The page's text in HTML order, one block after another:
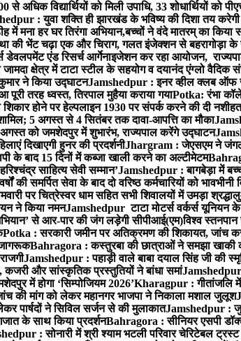
अधिक विद्यार्थियों को मिली उपाधि, 33 शोधार्थियों को
: युवा शक्ति ही झारखंड के भविष्य की दिशा तय
मना हर घर तिरंगा अभियान,बच्चों ने वंदे मातरम् का किया
की भेंट चढ़ा एक और चिराग, गलत इंजेक्शन से बहरागोड़ा के
डेवलपमेंट एंड रिसर्च आर्गेनाइजेशन कर रहा आयोजन,
क्षेत्र में टाटा स्टील के सहयोग व दयानंद एंग्लो
ने किया उद्घाटनJamshedpur : इनर व्हील क्लब ऑफ
पूरी तरह ध्वस्त, तिरपाल मुहैया कराया गयाPotka: रंभा
होने पर हेल्पलाइन 1930 पर संपर्क करने की दी नशीहत
5 अगस्त से 4 सितंबर तक दावा-आपत्ति का मौका
को जमशेदपुर में शुभारंभ, राज्यपाल करेंगे उद्घाटन
दिखाएगी हुनर की प्रदर्शनीJhargram : जेएसएम ने
के बाद 15 दिनों में कब्जा खाली करने का अल्टीमेटम
साहित्य सेवी सम्मान’Jamshedpur : बागबेड़ा में
समर्पित सेवा के बाद दो वरिष्ठ कर्मचारियों को भावभीनी
पर चित्रेस्वर धाम सहित सभी शिवालयों में उमड़ा
ने किया नमनJamshedpur टाटा मोटर्स वर्कर्स यूनियन
से आर-पार की जंग लड़ेगी सीपीआई(एम)विश्व
Potka : सरकारी जमीन पर अतिक्रमण की शिकायत, जांच
जागरूकBahragora : कस्तुरबा की छात्राओं ने समझा खाकी
Jamshedpur : पहाड़ी वाले बाबा दयाल सिंह जी की
कजरी और सांस्कृतिक प्रस्तुतियों ने बांधा समांJamshedpur
में होगा ‘सिम्पोजियम 2026’Kharagpur : गीतांजलि में
की मांग को लेकर महानगर भाजपा ने निकाला मशाल जुलूश
पार्षदों ने सिविल सर्जन से की मुलाकातJamshedpur :
के साथ किया प्रदर्शनBahragora : सीनियर एसपी
: सोनारी में श्री श्याम भटली परिवार चेरिटेबल